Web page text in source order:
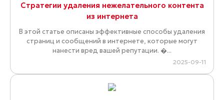
Стратегии удаления нежелательного контента
из интернета
В этой статье описаны эффективные способы удаления
страниц и сообщений в интернете, которые могут
нанести вред вашей репутации. �...
2025-09-11